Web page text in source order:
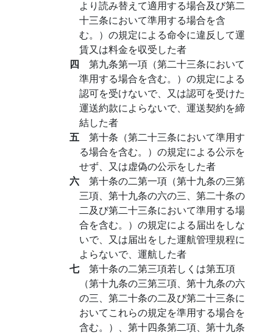
より読み替えて適用する場合及び第二
十三条において準用する場合を含
む。）の規定による命令に違反して運
賃又は料金を収受した者
四 第九条第一項（第二十三条において
準用する場合を含む。）の規定による
認可を受けないで、又は認可を受けた
運送約款によらないで、運送契約を締
結した者
五 第十条（第二十三条において準用す
る場合を含む。）の規定による公示を
せず、又は虚偽の公示をした者
六 第十条の二第一項（第十九条の三第
三項、第十九条の六の三、第二十条の
二及び第二十三条において準用する場
合を含む。）の規定による届出をしな
いで、又は届出をした運航管理規程に
よらないで、運航した者
七 第十条の二第三項若しくは第五項
（第十九条の三第三項、第十九条の六
の三、第二十条の二及び第二十三条に
おいてこれらの規定を準用する場合を
含む。）、第十四条第二項、第十九条